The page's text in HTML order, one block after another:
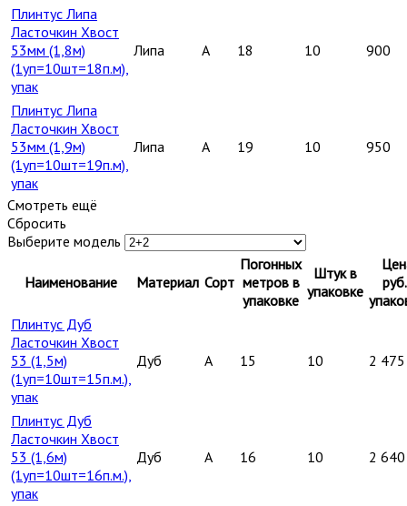
Плинтус Липа
Ласточкин Хвост
53мм (1,8м)
(1уп=10шт=18п.м),
упак
Липа A 18 10 900
Плинтус Липа
Ласточкин Хвост
53мм (1,9м)
(1уп=10шт=19п.м),
упак
Липа A 19 10 950
Смотреть ещё
Сбросить
Выберите модель
Наименование Материал Сорт
Погонных
метров в
упаковке
Штук в
упаковке
Плинтус Дуб
Ласточкин Хвост
53 (1,5м)
(1уп=10шт=15п.м.),
упак
Дуб A 15 10 2 475
Плинтус Дуб
Ласточкин Хвост
53 (1,6м)
(1уп=10шт=16п.м.),
упак
Дуб A 16 10 2 640